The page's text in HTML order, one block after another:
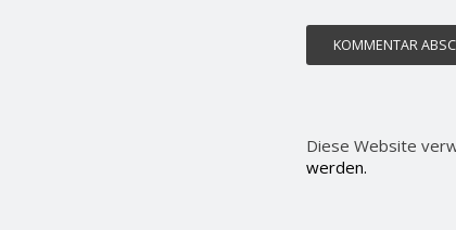
Diese Website
werden.